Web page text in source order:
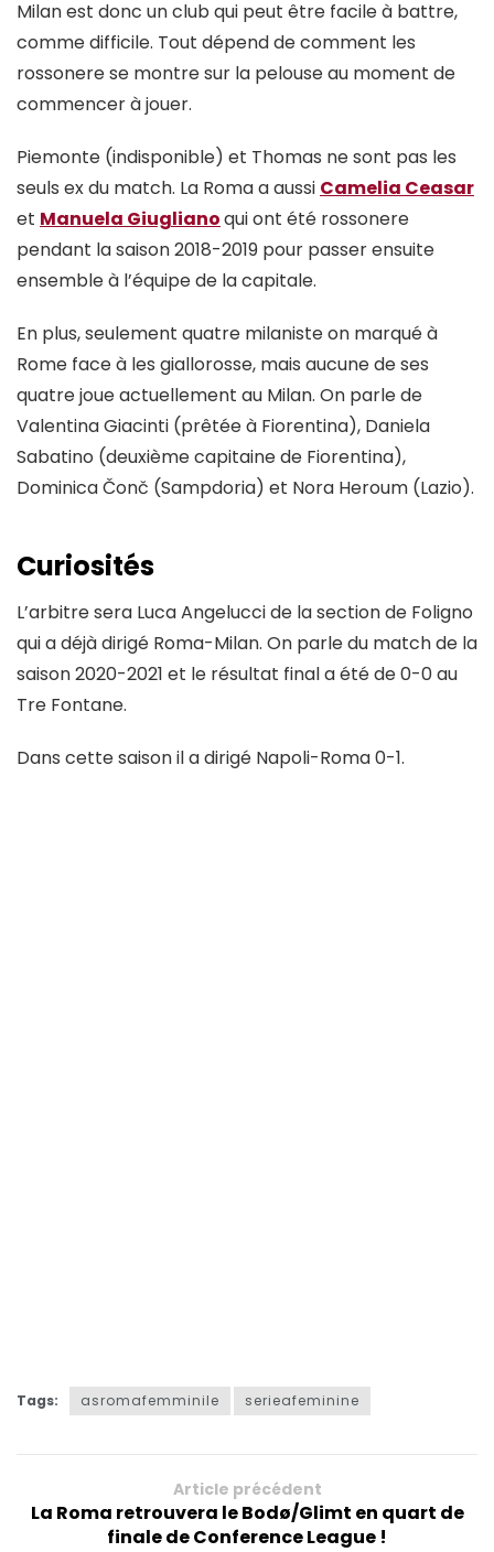
Milan est donc un club qui peut être facile à battre,
comme difficile. Tout dépend de comment les
rossonere se montre sur la pelouse au moment de
commencer à jouer.
Piemonte (indisponible) et Thomas ne sont pas les
seuls ex du match. La Roma a aussi Camelia Ceasar
et Manuela Giuglianoqui ont été rossonere
pendant la saison 2018-2019 pour passer ensuite
ensemble à l’équipe de la capitale.
En plus, seulement quatre milaniste on marqué à
Rome face à les giallorosse, mais aucune de ses
quatre joue actuellement au Milan. On parle de
Valentina Giacinti (prêtée à Fiorentina), Daniela
Sabatino (deuxième capitaine de Fiorentina),
Dominica Čonč (Sampdoria) et Nora Heroum (Lazio).
Curiosités
L’arbitre sera Luca Angelucci de la section de Foligno
qui a déjà dirigé Roma-Milan. On parle du match de la
saison 2020-2021 et le résultat final a été de 0-0 au
Tre Fontane.
Dans cette saison il a dirigé Napoli-Roma 0-1.
Tags: asromafemminile serieafeminine
Article précédent
La Roma retrouvera le Bodø/Glimt en quart de
finale de Conference League !